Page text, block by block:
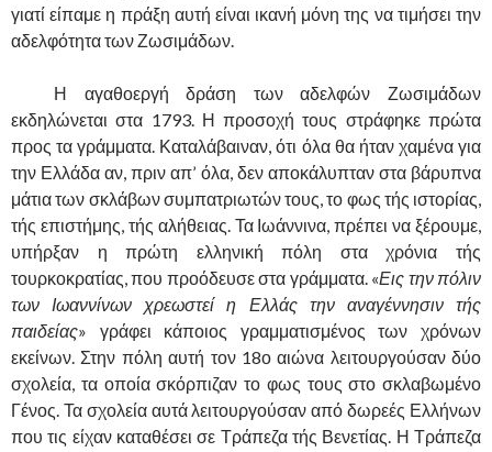
γιατί είπαμε η πράξη αυτή είναι ικανή μόνη της να τιμήσει την
αδελφότητα των Ζωσιμάδων.
Η αγαθοεργή δράση των αδελφών Ζωσιμάδων
εκδηλώνεται στα 1793. Η προσοχή τους στράφηκε πρώτα
προς τα γράμματα. Καταλάβαιναν, ότι όλα θα ήταν χαμένα για
την Ελλάδα αν, πριν απ’ όλα, δεν αποκάλυπταν στα βάρυπνα
μάτια των σκλάβων συμπατριωτών τους, το φως τής ιστορίας,
τής επιστήμης, τής αλήθειας. Τα Ιωάννινα, πρέπει να ξέρουμε,
υπήρξαν η πρώτη ελληνική πόλη στα χρόνια τής
τουρκοκρατίας, που προόδευσε στα γράμματα. «Εις την πόλιν
των Ιωαννίνων χρεωστεί η Ελλάς την αναγέννησιν τής
παιδείας» γράφει κάποιος γραμματισμένος των χρόνων
εκείνων. Στην πόλη αυτή τον 18ο αιώνα λειτουργούσαν δύο
σχολεία, τα οποία σκόρπιζαν το φως τους στο σκλαβωμένο
Γένος. Τα σχολεία αυτά λειτουργούσαν από δωρεές Ελλήνων
που τις είχαν καταθέσει σε Τράπεζα τής Βενετίας. Η Τράπεζα